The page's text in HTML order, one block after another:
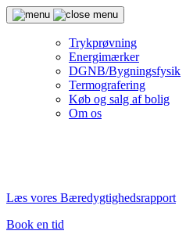
Trykprøvning
Energimærker
DGNB/Bygningsfysik
Termografering
Køb og salg af bolig
Om os
Læs vores Bæredygtighedsrapport
Book en tid